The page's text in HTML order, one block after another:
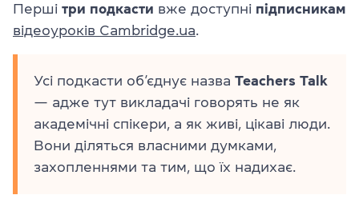
Перші три подкасти вже доступні підписникам
відеоуроків Cambridge.ua.
Усі подкасти об’єднує назва Teachers Talk
— адже тут викладачі говорять не як
академічні спікери, а як живі, цікаві люди.
Вони діляться власними думками,
захопленнями та тим, що їх надихає.